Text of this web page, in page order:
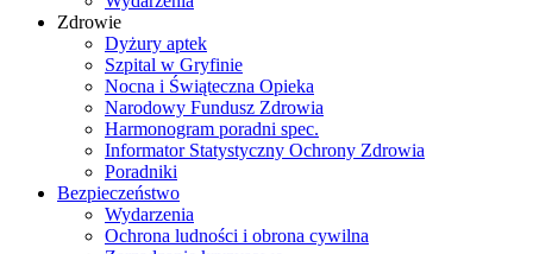
Zdrowie
Dyżury aptek
Szpital w Gryfinie
Nocna i Świąteczna Opieka
Narodowy Fundusz Zdrowia
Harmonogram poradni spec.
Informator Statystyczny Ochrony Zdrowia
Poradniki
Bezpieczeństwo
Wydarzenia
Ochrona ludności i obrona cywilna